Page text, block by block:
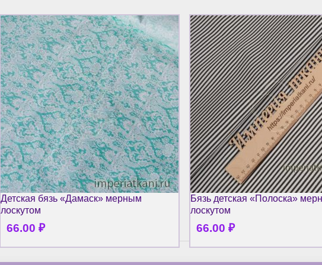
Детская бязь «Дамаск» мерным
лоскутом
66.00 ₽
Бязь детская «Полоска»
лоскутом
66.00 ₽